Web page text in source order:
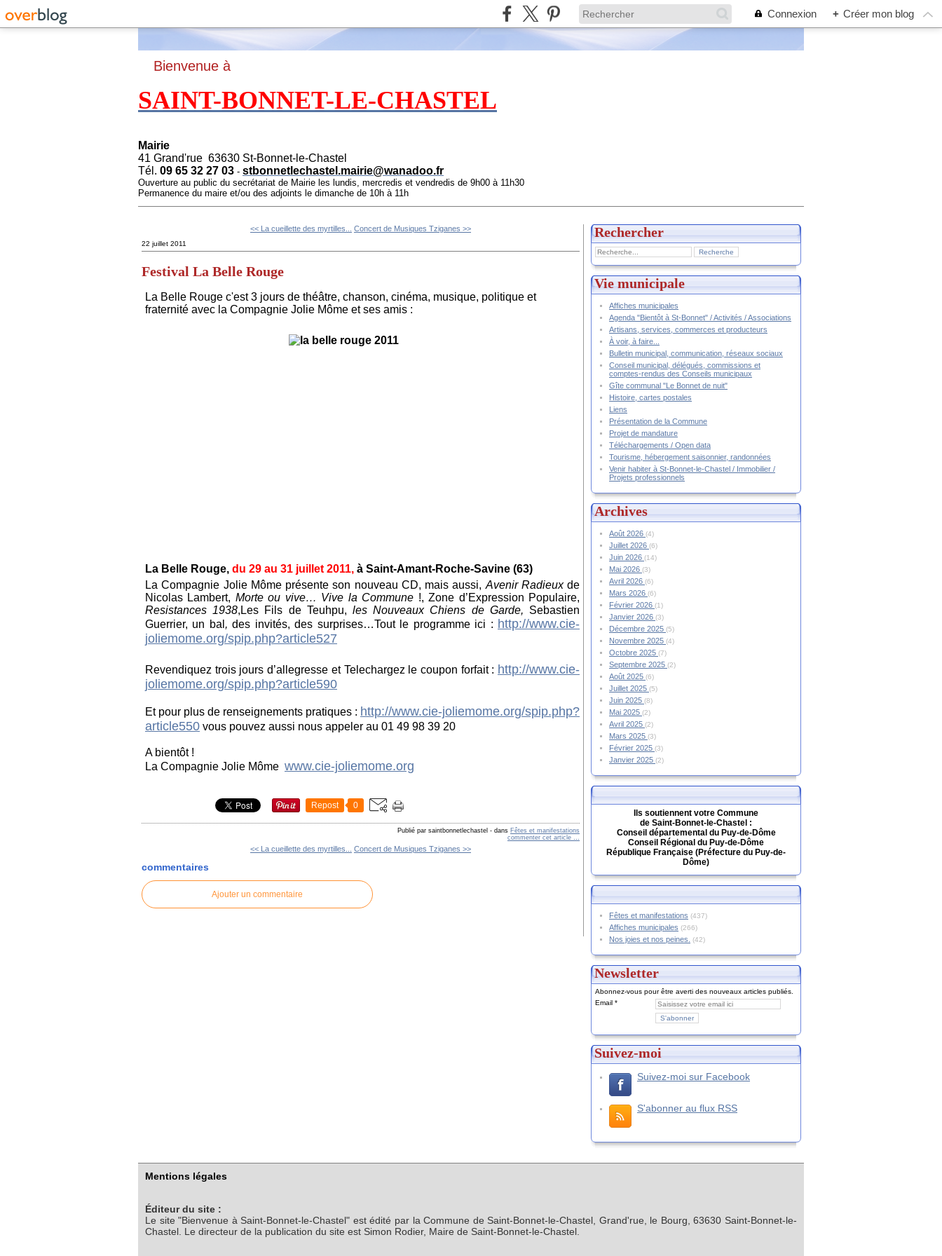
Connexion + Créer mon blog
Bienvenue à
SAINT-BONNET-LE-CHASTEL
Mairie
41 Grand'rue 63630 St-Bonnet-le-Chastel
Tél. 09 65 32 27 03 - stbonnetlechastel.mairie@wanadoo.fr
Ouverture au public du secrétariat de Mairie les lundis, mercredis et vendredis de 9h00 à 11h30
Permanence du maire et/ou des adjoints le dimanche de 10h à 11h
<< La cueillette des myrtilles... Concert de Musiques Tziganes >>
22 juillet 2011
Festival La Belle Rouge
La Belle Rouge c'est 3 jours de théâtre, chanson, cinéma, musique, politique et
fraternité avec la Compagnie Jolie Môme et ses amis :
La Belle Rouge, du 29 au 31 juillet 2011, à Saint-Amant-Roche-Savine (63)
La Compagnie Jolie Môme présente son nouveau CD, mais aussi, Avenir Radieuxde
Nicolas Lambert, Morte ou vive… Vive la Commune !, Zone d’Expression Populaire,
Resistances 1938,Les Fils de Teuhpu,les Nouveaux Chiens de Garde, Sebastien
Guerrier, un bal , des invités, des surprises…Tout le programme ici : http://www.cie-
joliemome.org/spip.php?article527
Revendiquez trois jours d’allegresse et Telechargez le coupon forfait : http://www.cie-
joliemome.org/spip.php?article590
Et pour plus de renseignements pratiques : http://www.cie-joliemome.org/spip.php?
article550 vous pouvez aussi nous appeler au 01 49 98 39 20
A bientôt !
La Compagnie Jolie Môme www.cie-joliemome.org
Repost 0
Publié par saintbonnetlechastel - dans Fêtes et manifestations
commenter cet article …
<< La cueillette des myrtilles... Concert de Musiques Tziganes >>
commentaires
Ajouter un commentaire
Rechercher
Vie municipale
Affiches municipales
Agenda "Bientôt à St-Bonnet" / Activités / Associations
Artisans, services, commerces et producteurs
À voir, à faire...
Bulletin municipal, communication, réseaux sociaux
Conseil municipal, délégués, commissions et
comptes-rendus des Conseils municipaux
Gîte communal "Le Bonnet de nuit"
Histoire, cartes postales
Liens
Présentation de la Commune
Projet de mandature
Téléchargements / Open data
Tourisme, hébergement saisonnier, randonnées
Venir habiter à St-Bonnet-le-Chastel / Immobilier /
Projets professionnels
Archives
Août 2026 (4)
Juillet 2026 (6)
Juin 2026 (14)
Mai 2026 (3)
Avril 2026 (6)
Mars 2026 (6)
Février 2026 (1)
Janvier 2026 (3)
Décembre 2025 (5)
Novembre 2025 (4)
Octobre 2025 (7)
Septembre 2025 (2)
Août 2025 (6)
Juillet 2025 (5)
Juin 2025 (8)
Mai 2025 (2)
Avril 2025 (2)
Mars 2025 (3)
Février 2025 (3)
Janvier 2025 (2)
Ils soutiennent votre Commune
de Saint-Bonnet-le-Chastel :
Conseil départemental du Puy-de-Dôme
Conseil Régional du Puy-de-Dôme
République Française (Préfecture du Puy-de-
Dôme)
Fêtes et manifestations (437)
Affiches municipales (266)
Nos joies et nos peines. (42)
Newsletter
Abonnez-vous pour être averti des nouveaux articles publiés.
Email
Suivez-moi
Suivez-moi sur Facebook
S'abonner au flux RSS
Mentions légales
Éditeur du site :
Le site "Bienvenue à Saint-Bonnet-le-Chastel" est édité par la Commune de Saint-Bonnet-le-Chastel, Grand'rue, le Bourg, 63630 Saint-Bonnet-le-
Chastel. Le directeur de la publication du site est Simon Rodier, Maire de Saint-Bonnet-le-Chastel.